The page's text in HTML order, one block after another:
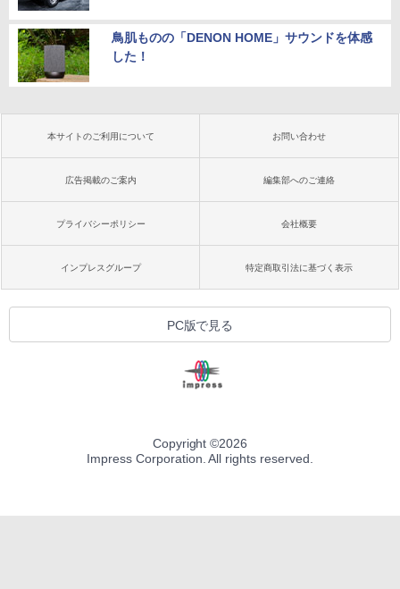
鳥肌ものの「DENON HOME」サウンドを体感
した！
本サイトのご利用について お問い合わせ
広告掲載のご案内 編集部へのご連絡
プライバシーポリシー 会社概要
インプレスグループ 特定商取引法に基づく表示
PC版で見る
Copyright ©2026
Impress Corporation. All rights reserved.